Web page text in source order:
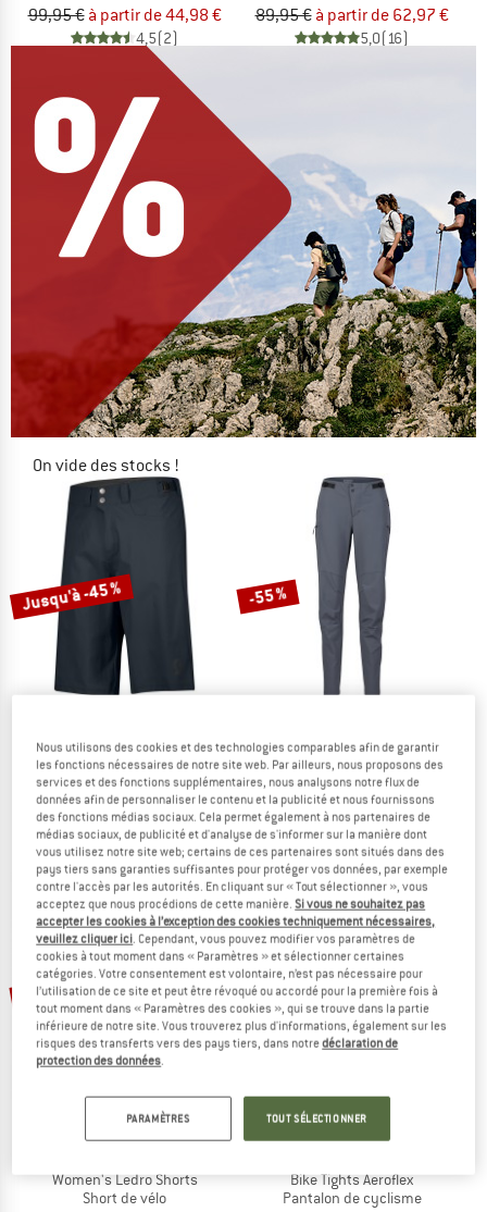
99,95 € à partir de 44,98 €
4,5(2)
89,95 € à partir de 62,97 €
5,0(16)
On vide des stocks !
JUSQU'À -60 %
LE DÉSTOCKAGE
Jusqu'à -45 %
SCOTT
Shorts Trail Flow with Pad
Pantalon de cyclisme
89,95 €à partir de 49,47 €
4,8(16)
-55 %
STOIC
Women's LofsdalenSt. MTB Pant
Pantalon de cyclisme
119,95 €53,98 €
5,0(1)
-45 %
Women's Ledro Shorts
Short de vélo
Jusqu'à -43 %
Bike Tights Aeroflex
Pantalon de cyclisme
Nous utilisons des cookies et des technologies comparables afin de garantir
les fonctions nécessaires de notre site web. Par ailleurs, nous proposons des
services et des fonctions supplémentaires, nous analysons notre flux de
données afin de personnaliser le contenu et la publicité et nous fournissons
des fonctions médias sociaux. Cela permet également à nos partenaires de
médias sociaux, de publicité et d'analyse de s'informer sur la manière dont
vous utilisez notre site web; certains de ces partenaires sont situés dans des
pays tiers sans garanties suffisantes pour protéger vos données, par exemple
contre l'accès par les autorités. En cliquant sur « Tout sélectionner », vous
acceptez que nous procédions de cette manière.Si vous ne souhaitez pas
accepter les cookies à l’exception des cookies techniquement nécessaires,
veuillez cliquer ici. Cependant, vous pouvez modifier vos paramètres de
cookies à tout moment dans « Paramètres » et sélectionner certaines
catégories. Votre consentement est volontaire, n’est pas nécessaire pour
l’utilisation de ce site et peut être révoqué ou accordé pour la première fois à
tout moment dans « Paramètres des cookies », qui se trouve dans la partie
inférieure de notre site. Vous trouverez plus d'informations, également sur les
risques des transferts vers des pays tiers, dans notredéclaration de
protection des données.
PARAMÈTRES TOUT SÉLECTIONNER